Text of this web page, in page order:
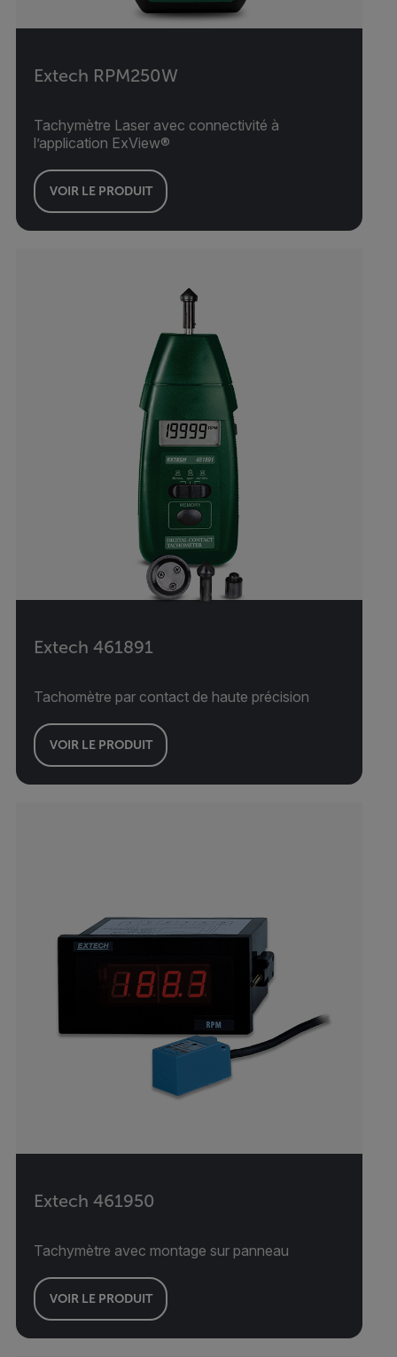
Extech RPM250W
Tachymètre Laser avec connectivité à
l’application ExView®
VOIR LE PRODUIT
Extech 461891
Tachomètre par contact de haute précision
VOIR LE PRODUIT
Extech 461950
Tachymètre avec montage sur panneau
VOIR LE PRODUIT